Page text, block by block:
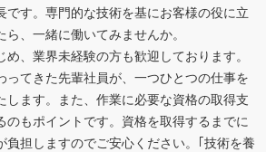
です。専門的な技術を基にお客様の役に立
、一緒に働いてみませんか。
、業界未経験の方も歓迎しております。
ってきた先輩社員が、一つひとつの仕事を
します。また、作業に必要な資格の取得支
のもポイントです。資格を取得するまでに
負担しますのでご安心ください。｢技術を養